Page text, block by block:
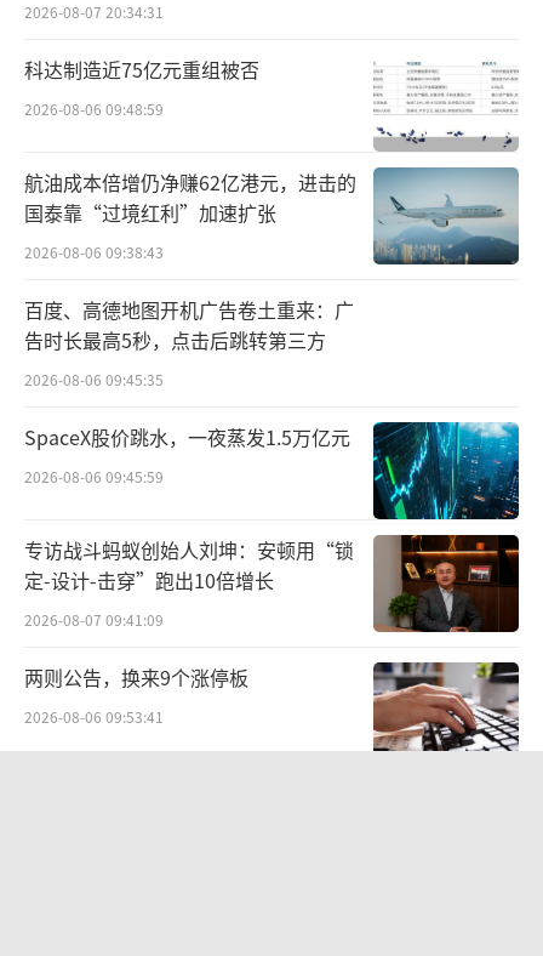
六福集团最新财报也显示，截至2024年9月
30日的三个月内，集团整体零售收入同比减少2
5%，同店销售同比减少35%。其中，六福珠宝
的黄金产品同店销售下滑38%，按重量计件的
黄金产品同店销售骤降52%。由于黄金及铂金
产品在六福集团的收入占比高达79%，因此黄
金产品销售额暴跌对其整体业绩影响显著。
世界黄金协会的报告显示，2024年二季度
中国市场金饰需求创下自2009年以来的同期新
低，仅为86吨，上半年中国金饰消费则同比下
降18%至270吨。9月份，上海黄金交易所黄金
出库量为114.8吨，因季节性备货需求因素较8
月有所增长，但仍处于近年来的较低水平。
而除了业绩下滑外，黄金企业的门店数量
也在收缩。六福集团2024年三季度财报显示，
铺，净减少76家门店；周大福也在2024年三季
度优化了零售网络，在中国内地净关闭145个珠
2026-08-07 20:34:31
科达制造近75亿元重组被否
2026-08-06 09:48:59
航油成本倍增仍净赚62亿港元，进击的
国泰靠“过境红利”加速扩张
2026-08-06 09:38:43
百度、高德地图开机广告卷土重来：广
告时长最高5秒，点击后跳转第三方
2026-08-06 09:45:35
SpaceX股价跳水，一夜蒸发1.5万亿元
2026-08-06 09:45:59
专访战斗蚂蚁创始人刘坤：安顿用“锁
定-设计-击穿”跑出10倍增长
2026-08-07 09:41:09
两则公告，换来9个涨停板
2026-08-06 09:53:41